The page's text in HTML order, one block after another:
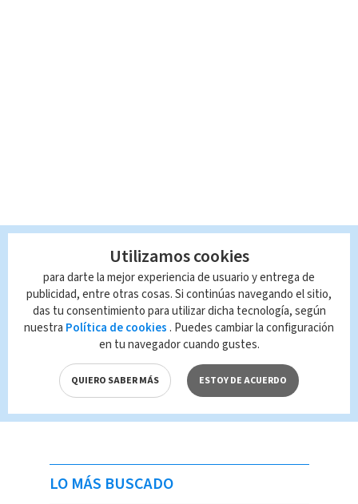
LO MÁS BUSCADO
Utilizamos cookies
para darte la mejor experiencia de usuario y entrega de
publicidad, entre otras cosas. Si continúas navegando el sitio,
das tu consentimiento para utilizar dicha tecnología, según
nuestra Política de cookies . Puedes cambiar la configuración
en tu navegador cuando gustes.
QUIERO SABER MÁS ESTOY DE ACUERDO